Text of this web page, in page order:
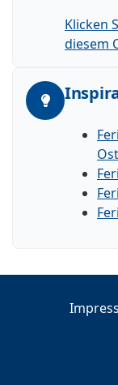
Klicken
diesem